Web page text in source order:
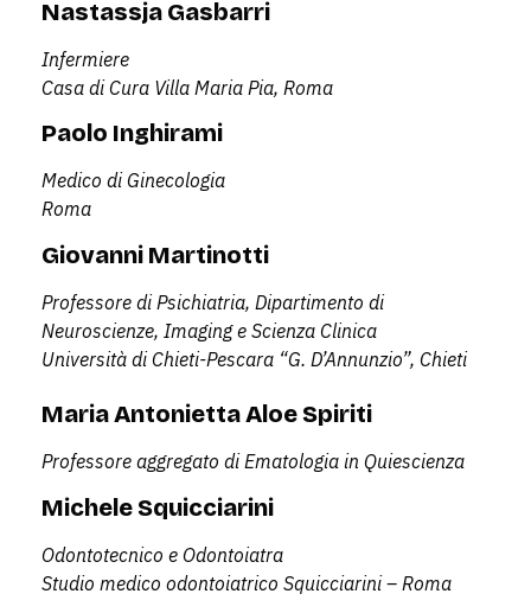
Nastassja Gasbarri
Infermiere
Casa di Cura Villa Maria Pia, Roma
Paolo Inghirami
Medico di Ginecologia
Roma
Giovanni Martinotti
Professore di Psichiatria, Dipartimento di
Neuroscienze, Imaging e Scienza Clinica
Università di Chieti-Pescara “G. D’Annunzio”, Chieti
Maria Antonietta Aloe Spiriti
Professore aggregato di Ematologia in Quiescienza
Michele Squicciarini
Odontotecnico e Odontoiatra
Studio medico odontoiatrico Squicciarini – Roma